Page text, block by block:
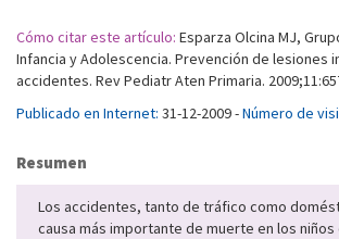
Cómo citar este artículo: Esparza Olcina MJ,
Infancia y Adolescencia. Prevención de lesiones
accidentes. Rev Pediatr Aten Primaria.
Publicado en Internet: 31-12-2009 -Número de
Resumen
Los accidentes, tanto de tráfico como
causa más importante de muerte en los niños